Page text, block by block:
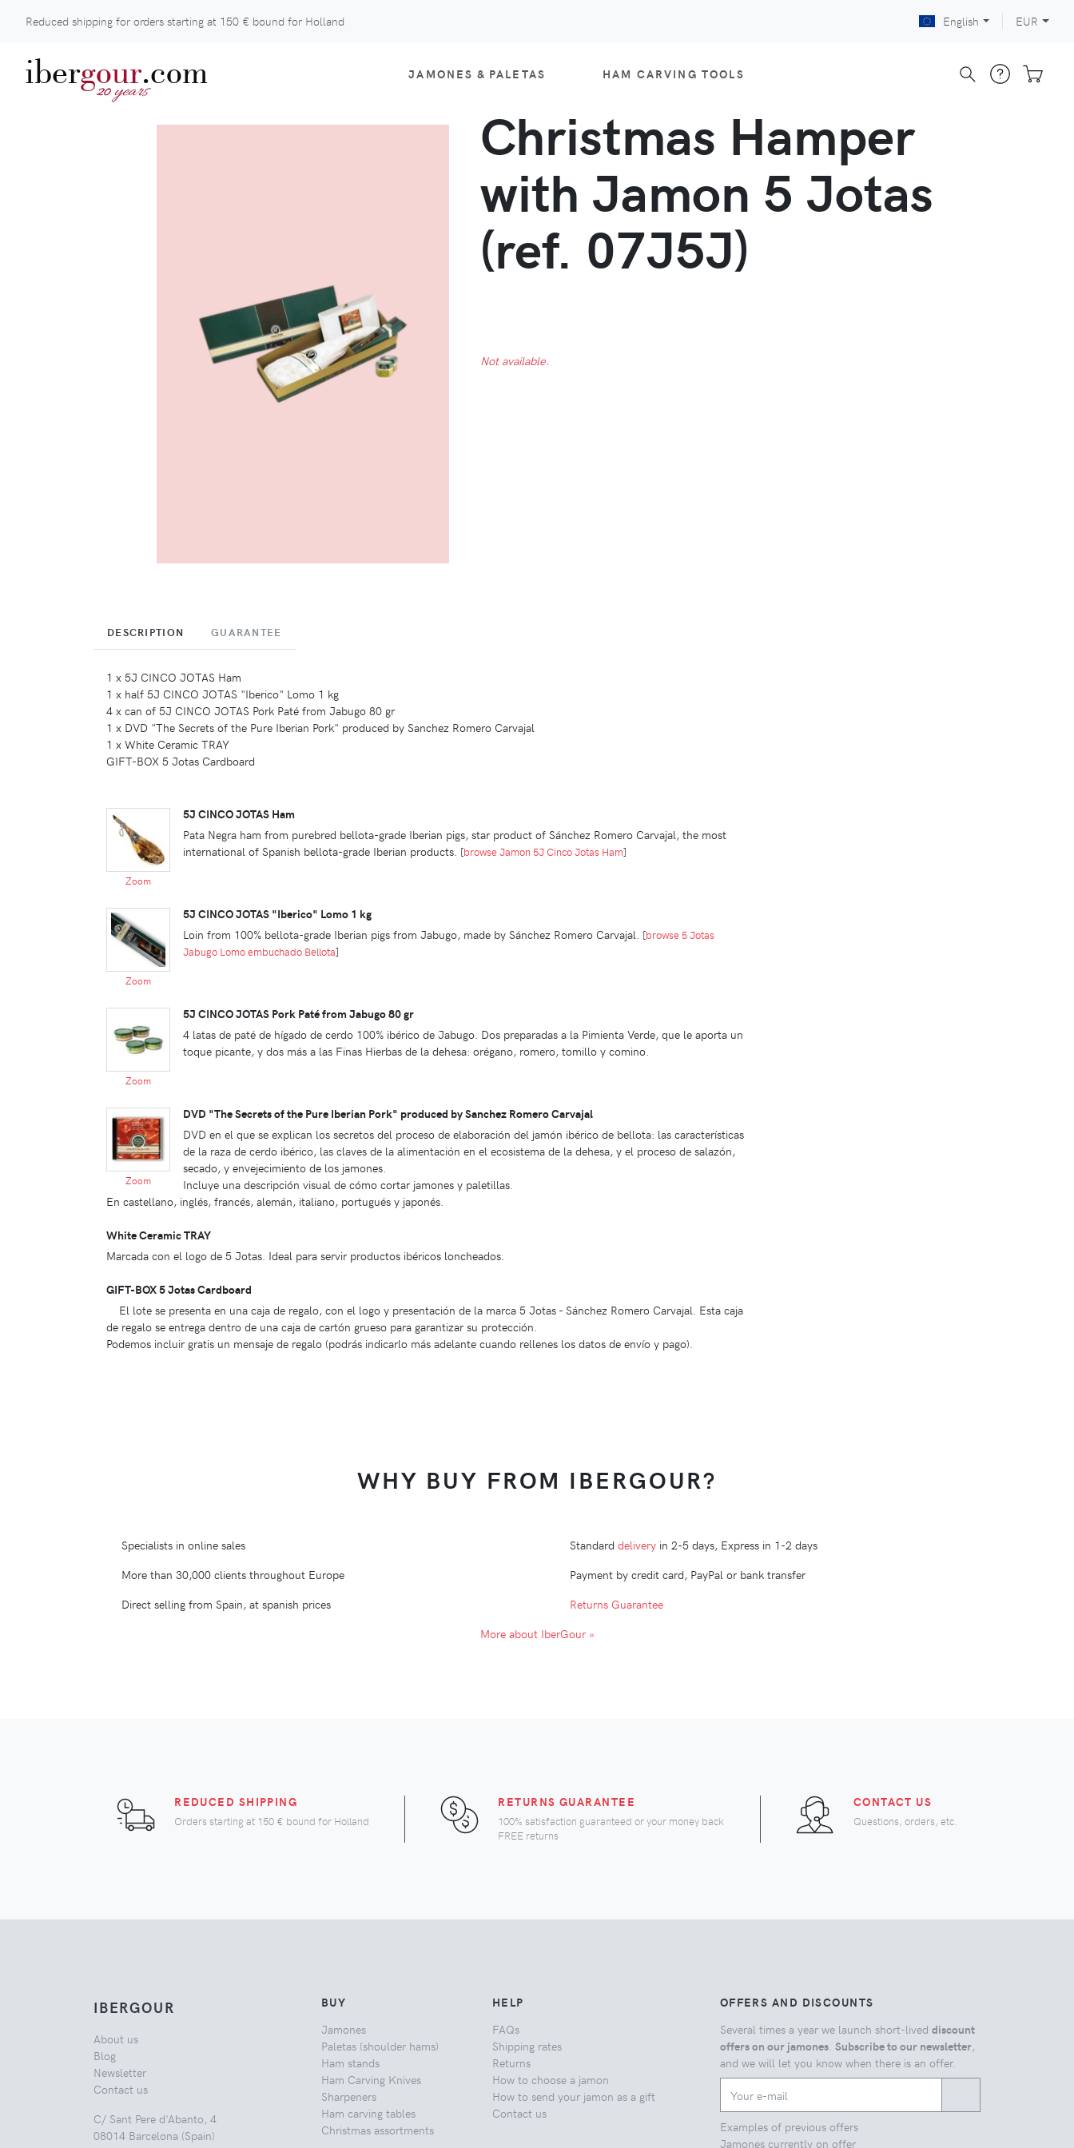
Reduced shipping for orders starting at 150 € bound for Holland English EUR
ibergour
20 years.com JAMONES & PALETAS HAM CARVING TOOLS
Christmas Hamper
with Jamon 5 Jotas
(ref. 07J5J)
Not available.
DESCRIPTION GUARANTEE
1 x 5J CINCO JOTAS Ham
1 x half 5J CINCO JOTAS "Iberico" Lomo 1 kg
4 x can of 5J CINCO JOTAS Pork Paté from Jabugo 80 gr
1 x DVD "The Secrets of the Pure Iberian Pork" produced by Sanchez Romero Carvajal
1 x White Ceramic TRAY
GIFT-BOX 5 Jotas Cardboard
Zoom
5J CINCO JOTAS Ham
Pata Negra ham from purebred bellota-grade Iberian pigs, star product of Sánchez Romero Carvajal, the most
international of Spanish bellota-grade Iberian products. [browse Jamon 5J Cinco Jotas Ham]
Zoom
5J CINCO JOTAS "Iberico" Lomo 1 kg
Loin from 100% bellota-grade Iberian pigs from Jabugo, made by Sánchez Romero Carvajal. [browse 5 Jotas
Jabugo Lomo embuchado Bellota]
Zoom
5J CINCO JOTAS Pork Paté from Jabugo 80 gr
4 latas de paté de hígado de cerdo 100% ibérico de Jabugo. Dos preparadas a la Pimienta Verde, que le aporta un
toque picante, y dos más a las Finas Hierbas de la dehesa: orégano, romero, tomillo y comino.
Zoom
DVD "The Secrets of the Pure Iberian Pork" produced by Sanchez Romero Carvajal
DVD en el que se explican los secretos del proceso de elaboración del jamón ibérico de bellota: las características
de la raza de cerdo ibérico, las claves de la alimentación en el ecosistema de la dehesa, y el proceso de salazón,
secado, y envejecimiento de los jamones.
Incluye una descripción visual de cómo cortar jamones y paletillas.
En castellano, inglés, francés, alemán, italiano, portugués y japonés.
White Ceramic TRAY
Marcada con el logo de 5 Jotas. Ideal para servir productos ibéricos loncheados.
GIFT-BOX 5 Jotas Cardboard
El lote se presenta en una caja de regalo, con el logo y presentación de la marca 5 Jotas - Sánchez Romero Carvajal. Esta caja
de regalo se entrega dentro de una caja de cartón grueso para garantizar su protección.
Podemos incluir gratis un mensaje de regalo (podrás indicarlo más adelante cuando rellenes los datos de envío y pago).
WHY BUY FROM IBERGOUR?
Specialists in online sales
More than 30,000 clients throughout Europe
Direct selling from Spain, at spanish prices
Standarddelivery in 2-5 days, Express in 1-2 days
Payment by credit card, PayPal or bank transfer
Returns Guarantee
More about IberGour »
REDUCED SHIPPING
Orders starting at 150 € bound for Holland
RETURNS GUARANTEE
100% satisfaction guaranteed or your money back
FREE returns
CONTACT US
Questions, orders, etc.
IBERGOUR
About us
Blog
Newsletter
Contact us
C/ Sant Pere d'Abanto, 4
08014 Barcelona (Spain)
BUY
Jamones
Paletas (shoulder hams)
Ham stands
Ham Carving Knives
Sharpeners
Ham carving tables
Christmas assortments
HELP
FAQs
Shipping rates
Returns
How to choose a jamon
How to send your jamon as a gift
Contact us
OFFERS AND DISCOUNTS
Several times a year we launch short-lived discount
offers on our jamones. Subscribe to our newsletter,
and we will let you know when there is an offer.
Examples of previous offers
Jamones currently on offer